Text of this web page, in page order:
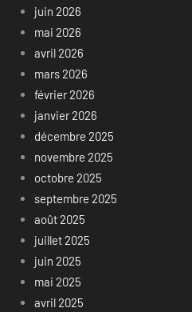
juin 2026
mai 2026
avril 2026
mars 2026
février 2026
janvier 2026
décembre 2025
novembre 2025
octobre 2025
septembre 2025
août 2025
juillet 2025
juin 2025
mai 2025
avril 2025